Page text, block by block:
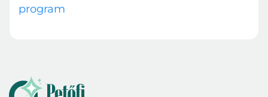
Elfelejtett jelszó
program